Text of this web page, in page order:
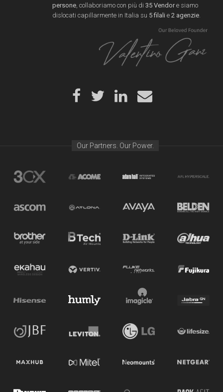
persone, collaboriamo con più di 35 Vendore siamo
dislocati capillarmente in Italia su 5 filali e 2 agenzie.